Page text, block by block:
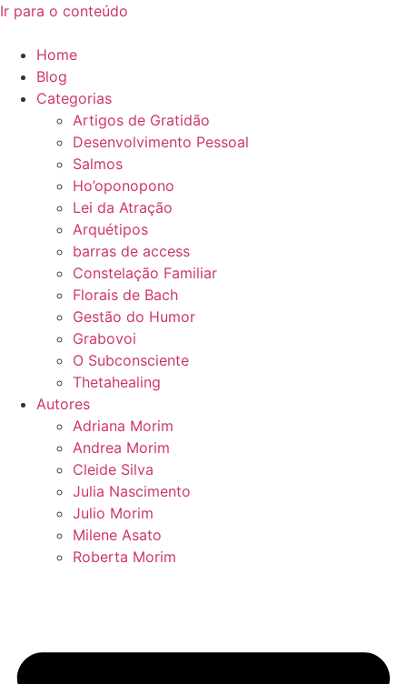
Ir para o conteúdo
Home
Blog
Categorias
Artigos de Gratidão
Desenvolvimento Pessoal
Salmos
Ho’oponopono
Lei da Atração
Arquétipos
barras de access
Constelação Familiar
Florais de Bach
Gestão do Humor
Grabovoi
O Subconsciente
Thetahealing
Autores
Adriana Morim
Andrea Morim
Cleide Silva
Julia Nascimento
Julio Morim
Milene Asato
Roberta Morim